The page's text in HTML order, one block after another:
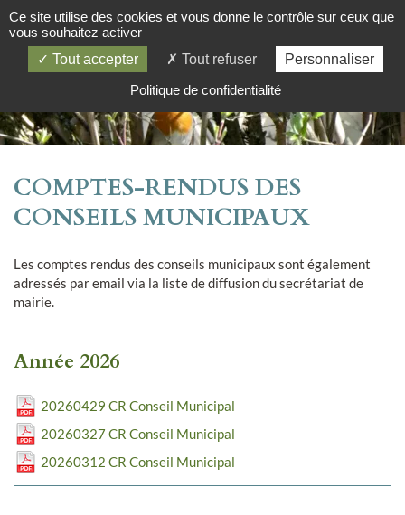
COMPTES-RENDUS DES
CONSEILS MUNICIPAUX
Les comptes rendus des conseils municipaux sont également
adressés par email via la liste de diffusion du secrétariat de
mairie.
Année 2026
20260429 CR Conseil Municipal
20260327 CR Conseil Municipal
20260312 CR Conseil Municipal
Ce site utilise des cookies et vous donne le contrôle sur ceux que
vous souhaitez activer
Tout accepter
Tout refuser
Personnaliser
Politique de confidentialité